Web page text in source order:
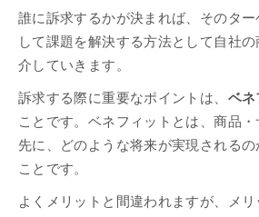
誰に訴求するかが決まれば、そのタ
して課題を解決する方法として自社
介していきます。
訴求する際に重要なポイントは、 ベネ
ことです。ベネフィットとは、商品
先に、どのような将来が実現される
ことです。
よくメリットと間違われますが、メ